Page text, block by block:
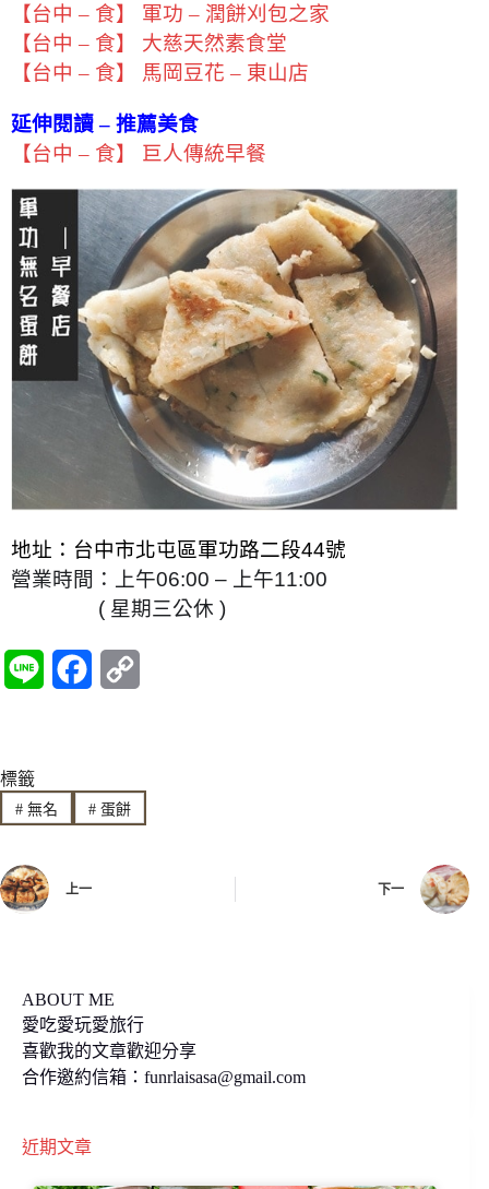
【台中 – 食】 軍功 – 潤餅刈包之家
【台中 – 食】 大慈天然素食堂
【台中 – 食】 馬岡豆花 – 東山店
延伸閱讀 – 推薦美食
【台中 – 食】 巨人傳統早餐
地址：台中市北屯區軍功路二段44號
營業時間：上午06:00 – 上午11:00
( 星期三公休 )
e e
b
y
L
標籤
#無名 #蛋餅
上一 下一
ABOUT ME
愛吃愛玩愛旅行
喜歡我的文章歡迎分享
合作邀約信箱： funrlaisasa@gmail.com
近期文章